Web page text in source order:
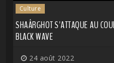
Culture
SHAÂRGHOT S'ATTAQUE AU
BLACK WAVE
24 août 2022